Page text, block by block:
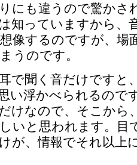
にも違うので驚かさ
知っていますから、
像するのですが、場
うのです。
で聞く音だけですと
い浮かべられるので
けなので、そこから
いと思われます。目
が、情報でそれ以上